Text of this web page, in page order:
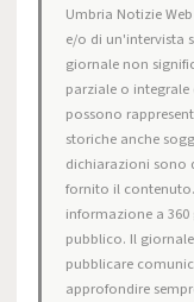
Umbria Notizie
e/o di un'intervista
giornale non
parziale o integrale
possono
storiche anche
dichiarazioni sono
fornito il
informazione a
pubblico. Il
pubblicare
approfondire